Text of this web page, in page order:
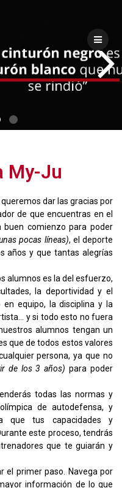
My-Ju
queremos dar las gracias por
de que encuentras en el
comienzo para poder
pocas líneas), el deporte
años y que tantas alegrías
alumnos es la del esfuerzo,
la deportividad y el
equipo, la disciplina y la
y si todo esto no fuera
alumnos tengan un
que de todos estos valores
persona, ya que no
de los 3 años) para poder
todas las normas y
de autodefensa, y
que tus capacidades y
este proceso, tendrás
que te guiarán y
el primer paso. Navega por
información de lo que